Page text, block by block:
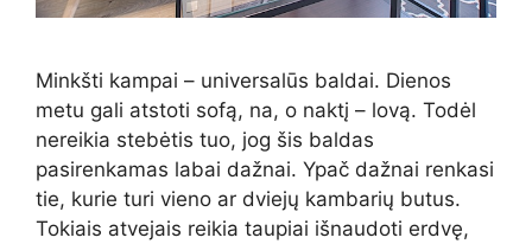
Minkšti kampai – universalūs baldai. Dienos
metu gali atstoti sofą, na, o naktį – lovą. Todėl
nereikia stebėtis tuo, jog šis baldas
pasirenkamas labai dažnai. Ypač dažnai renkasi
tie, kurie turi vieno ar dviejų kambarių butus.
Tokiais atvejais reikia taupiai išnaudoti erdvę,